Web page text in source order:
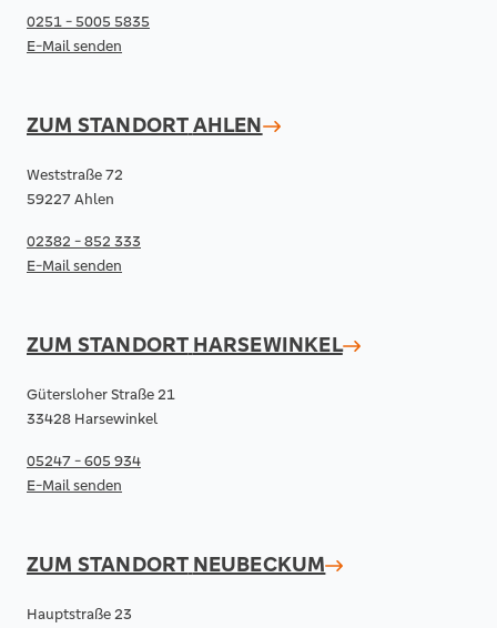
0251 - 5005 5835
E-Mail senden
ZUM STANDORTAHLEN
Weststraße 72
59227 Ahlen
02382 - 852 333
E-Mail senden
ZUM STANDORT HARSEWINKEL
Gütersloher Straße 21
33428 Harsewinkel
05247 - 605 934
E-Mail senden
ZUM STANDORT NEUBECKUM
Hauptstraße 23